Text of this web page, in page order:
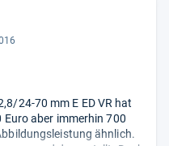
24-70 mm E ED VR hat
aber immerhin 700
ähnlich.